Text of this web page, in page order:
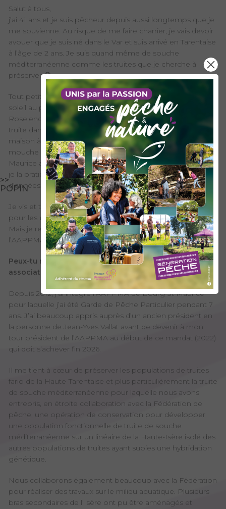
>>
POPIN
Salut à tous,
j’ai 41 ans et je suis pêcheur depuis aussi longtemps que je
me souvienne. Au risque de me faire charrier, je vais devoir
avouer que je suis né dans le Var et suis arrivé en Tarentaise
à l’âge de 2 ans. Je suis quand même de souche
méditerranéenne comme les truites que je cherche à
préserver 😊
Tout petit, mon grand-père m’emmenait pêcher la perche
soleil au plan d’eau de Feissons ou à la truite au barrage de
Roselend. Puis j’ai rapidement découvert la pêche de la
truite dans l’Isère qui se situait juste en contrebas de la
maison à Aigueblanche. J’ai découvert la pêche à la
mouche à l’âge de 12 ans au club de pêche de Bourg-St-
Maurice avec le moniteur guide de pêche Hervé Genet et
je la pratique en compétition depuis une bonne dizaine
d’années.
Je vis et travaille à Grenoble depuis que je m’y suis expatrié
pour les études pour devenir Docteur en microbiologie.
Mais je reviens très souvent en Savoie pour la gestion de
l’AAPPMA.
Peux-tu nous parler de cet engagement pour la pêche
associative ?
Depuis 2012, j’ai intégré l’AAPPMA de Bourg St Maurice
pour laquelle j’ai été Garde de Pêche Particulier pendant 7
ans. J’ai beaucoup appris auprès d’un ancien président en
la personne de Jean-Yves Vallat avant de devenir à mon
tour président de l’AAPPMA au début de ce mandat (2022)
qui doit s’achever fin 2026.
Il me tient à cœur de préserver les populations de truites
fario de la Haute-Tarentaise et plus particulièrement la truite
de souche méditerranéenne pour laquelle nous avons
entrepris, en étroite collaboration avec la Fédération de
pêche, une opération de conservation pour développer
une population fonctionnelle de truite de souche
méditerranéenne sur un linéaire de la Haute-Isère isolé des
autres populations de truites ayant subies une hybridation
génétique.
Nous collaborons également beaucoup avec la Fédération
pour réaliser des travaux sur le milieu aquatique. Plusieurs
bras secondaires de l’Isère ont pu être aménagés et